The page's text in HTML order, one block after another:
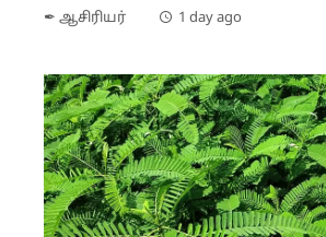
✒ ஆசிரியர் 1 day ago